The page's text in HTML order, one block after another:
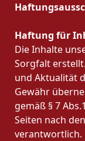
Haftung für
Die Inhalte
Sorgfalt
und Aktualität
Gewähr
gemäß § 7
Seiten nach
verantwortlich.